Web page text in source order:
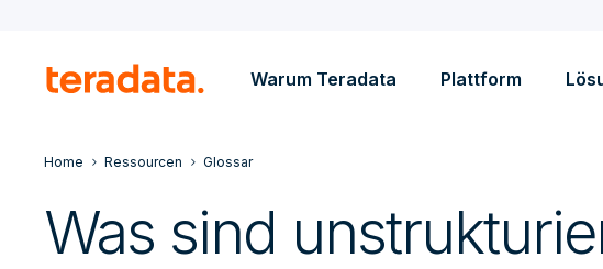
Warum Teradata Plattform
Home Ressourcen Glossar
Was sind